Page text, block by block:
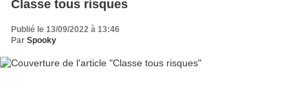
Classe tous risques
Publié le 13/09/2022 à 13:46
Par Spooky